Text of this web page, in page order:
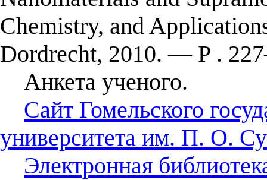
Chemistry, and
Dordrecht, 2010. — P .
Анкета ученого.
Сайт Гомельского
университета им. П. О.
Электронная